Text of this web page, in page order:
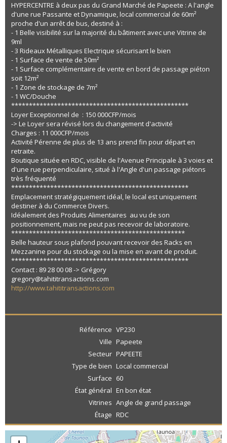
HYPERCENTRE à deux pas du Grand Marché de Papeete : A l'angle
d'une rue Passante et Dynamique, local commercial de 60m²
proche d'un arrêt de bus, destiné à :
- 1 Belle visibilité sur la majorité du bâtiment avec une Vitrine de
9ml
- 3 Rideaux Métalliques Electrique sécurisant le bien
- 1 Surface de vente de 50m²
- 1 Surface complémentaire de vente en bord de passage piéton
soit 12m²
- 1 Zone de stockage de 7m²
- 1 WC/Douche
**************************************************
Loyer Exceptionnel de : 150 000CFP/mois
-> Le Loyer sera révisé lors du changement d'activité
Charges : 11 000CFP/mois
Activité Pérenne de plus de 13 ans prend fin pour départ en
retraite.
Boutique située en RDC, visible de l'Avenue Principale à 3 voies et
d'une rue perpendiculaire, situé à l'Angle d'un passage piétons
très fréquenté
**************************************************
Emplacement stratégiquement idéal, le local est uniquement
destiner à du Commerce Divers.
Idéalement des Produits Alimentaires au vu de son
positionnement, mais ne peut pas recevoir de laboratoire.
*************************************************
Belle hauteur sous plafond pouvant recevoir des Racks en
Mezzanine pour du stockage ou la mise en avant de produit.
**************************************************
Contact : 89 28 00 08 -> Grégory
gregory@tahititransactions.com
http://www.tahititransactions.com
Référence VP230
Ville Papeete
Secteur PAPEETE
Type de bien Local commercial
Surface 60
État général En bon état
Vitrines Angle de grand passage
Étage RDC